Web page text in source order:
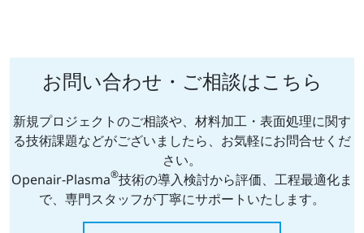
お問い合わせ・ご相談はこちら
新規プロジェクトのご相談や、材料加工・表面処理に関す
る技術課題などがございましたら、お気軽にお問合せくだ
さい。
Openair-Plasma®技術の導入検討から評価、工程最適化ま
で、専門スタッフが丁寧にサポートいたします。